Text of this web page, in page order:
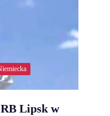
Lipsk w